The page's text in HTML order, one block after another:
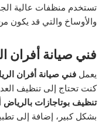
تستخدم منظفات عالية
والأوساخ والتي قد يكون
فني صيانة أفران
يعملفني صيانة أفران
كنت تحتاج إلى تنظيف
تنظيف بوتاجازات بالرياض
بشكل كبير، إضافة إلى